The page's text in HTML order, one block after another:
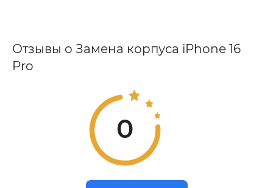
Отзывы о Замена корпуса iPhone 16
Pro
0